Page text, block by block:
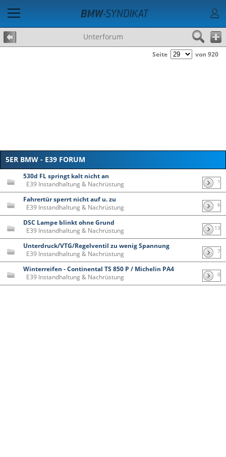
Unterforum
Seite von 920
5ER BMW - E39 FORUM
530d FL springt kalt nicht an
E39 Instandhaltung & Nachrüstung
1
Fahrertür sperrt nicht auf u. zu
E39 Instandhaltung & Nachrüstung
6
DSC Lampe blinkt ohne Grund
E39 Instandhaltung & Nachrüstung
13
Unterdruck/VTG/Regelventil zu wenig Spannung
E39 Instandhaltung & Nachrüstung
7
Winterreifen - Continental TS 850 P / Michelin PA4
E39 Instandhaltung & Nachrüstung
0